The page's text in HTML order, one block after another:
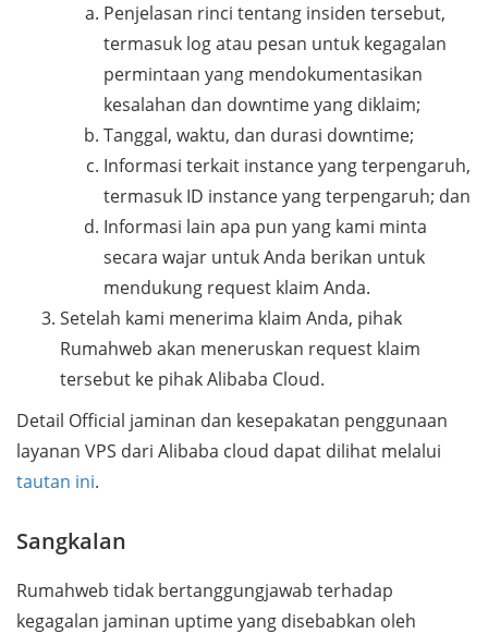
Penjelasan rinci tentang insiden tersebut,
termasuk log atau pesan untuk kegagalan
permintaan yang mendokumentasikan
kesalahan dan downtime yang diklaim;
Tanggal, waktu, dan durasi downtime;
Informasi terkait instance yang terpengaruh,
termasuk ID instance yang terpengaruh; dan
Informasi lain apa pun yang kami minta
secara wajar untuk Anda berikan untuk
mendukung request klaim Anda.
Setelah kami menerima klaim Anda, pihak
Rumahweb akan meneruskan request klaim
tersebut ke pihak Alibaba Cloud.
Detail Official jaminan dan kesepakatan penggunaan
layanan VPS dari Alibaba cloud dapat dilihat melalui
tautan ini.
Sangkalan
Rumahweb tidak bertanggungjawab terhadap
kegagalan jaminan uptime yang disebabkan oleh